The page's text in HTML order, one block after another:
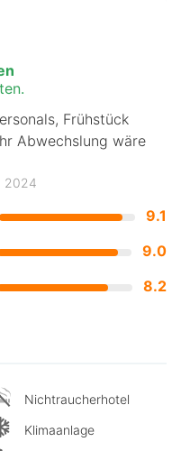
9.1
9.0
8.2
Frühstück
Abwechslung wäre
2024
Nichtraucherhotel
Klimaanlage